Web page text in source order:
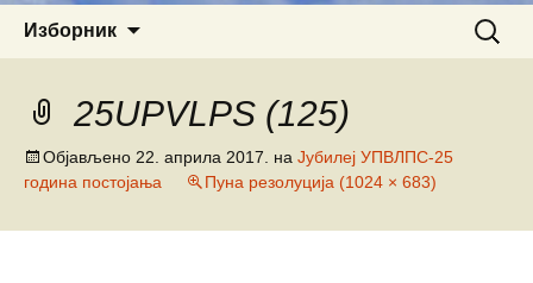
Изборник
25UPVLPS (125)
Објављено 22. априла 2017. на Јубилеј УПВЛПС-25
година постојања
Пуна резолуција (1024 × 683)